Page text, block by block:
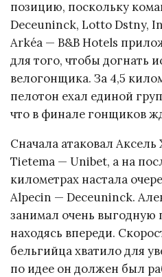
позицию, поскольку
Deceuninck, Lotto Dstny,
Arkéa — B&B Hotels
для того, чтобы догнать
велогонщика. За 4,5
пелотон ехал единой
что в финале гонщиков
Сначала атаковал Аксель
Tietema — Unibet, а на
километрах настала
Alpecin — Deceuninck.
занимал очень выгодную
находясь впереди.
бельгийца хватило для
по идее он должен был